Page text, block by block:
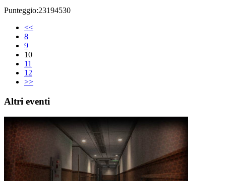
Punteggio:23194530
<<
8
9
10
11
12
>>
Altri eventi